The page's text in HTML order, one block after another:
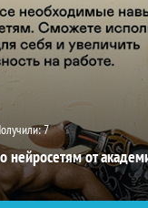
7
нейросетям от